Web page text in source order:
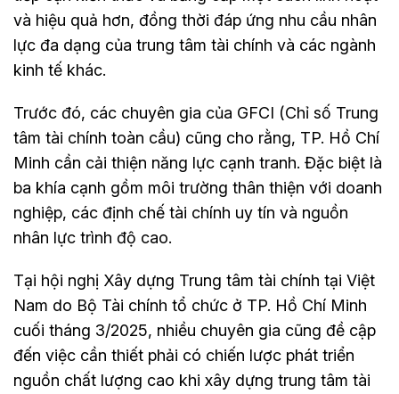
và hiệu quả hơn, đồng thời đáp ứng nhu cầu nhân
lực đa dạng của trung tâm tài chính và các ngành
kinh tế khác.
Trước đó, các chuyên gia của GFCI (Chỉ số Trung
tâm tài chính toàn cầu) cũng cho rằng, TP. Hồ Chí
Minh cần cải thiện năng lực cạnh tranh. Đặc biệt là
ba khía cạnh gồm môi trường thân thiện với doanh
nghiệp, các định chế tài chính uy tín và nguồn
nhân lực trình độ cao.
Tại hội nghị Xây dựng Trung tâm tài chính tại Việt
Nam do Bộ Tài chính tổ chức ở TP. Hồ Chí Minh
cuối tháng 3/2025, nhiều chuyên gia cũng đề cập
đến việc cần thiết phải có chiến lược phát triển
nguồn chất lượng cao khi xây dựng trung tâm tài